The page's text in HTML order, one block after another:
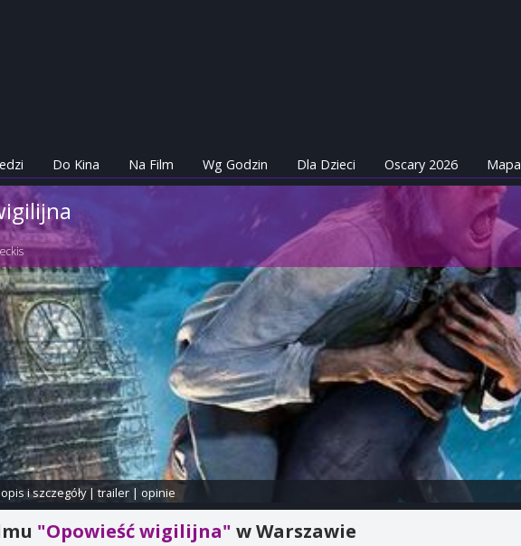
Do Kina Na Film Wg Godzin Dla Dzieci Oscary 2026 Mapa
opis i szczegóły| trailer| opinie
"Opowieść wigilijna"w Warszawie